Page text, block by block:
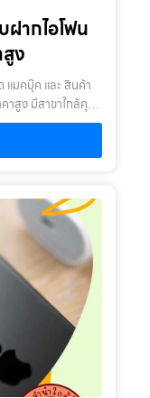
สียหรือเคยซ่อมมา
ฝากไอโฟน
ง
แมคบุ๊ค และ สินค้า
คาสูง มีสาขาใกล้คุณ
บริการรับซื้อ
น ไอโฟน ไอแพด แม
วี จักรยาน เครื่อง
าต้องการนำสินค้า
ค้าในเบื้องต้น2.
ำเนาบัตร
งสินค้า3. ตรวจสอบ
ะตั้งแต่ 60 วันขึ้นไป
ตามที่กฏหมาย
อนเงินค่าบริการ
ละ 15 ต่อปี โดย
เมื่อรวมกันแล้ว
องเป็นเจ้าของ
ราจะไม่รับจำนำ